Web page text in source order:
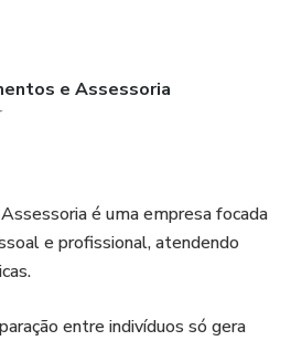
e Assessoria
é uma empresa focada
e profissional, atendendo
entre indivíduos só gera